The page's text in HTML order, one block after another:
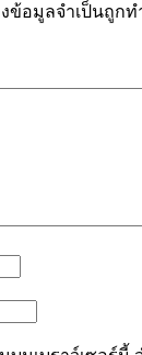
ข้อมูลจำเป็นถูกท